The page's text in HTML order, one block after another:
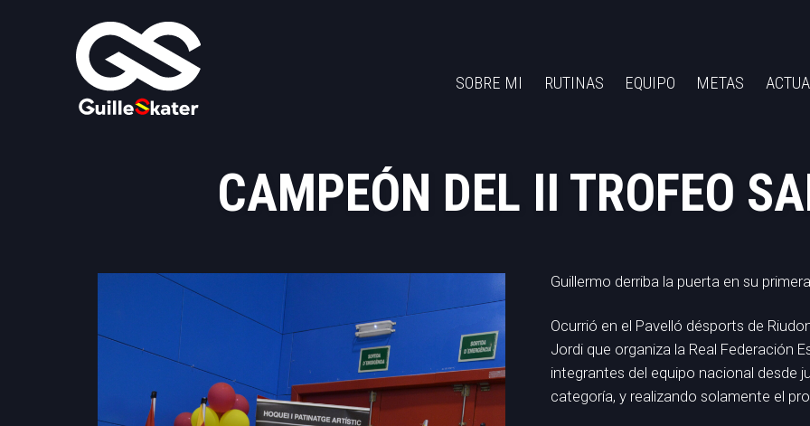
SOBRE MI RUTINAS EQUIPO METAS
CAMPEÓN DEL II TROFEO
Guillermo derriba la puerta en su
Ocurrió en el Pavelló désports de
Jordi que organiza la Real Federación
integrantes del equipo nacional desde
categoría, y realizando solamente el